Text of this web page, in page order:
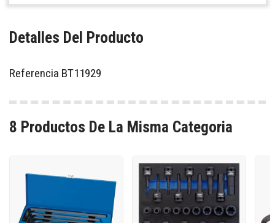
Detalles Del Producto
Referencia BT11929
8 Productos De La Misma Categoria